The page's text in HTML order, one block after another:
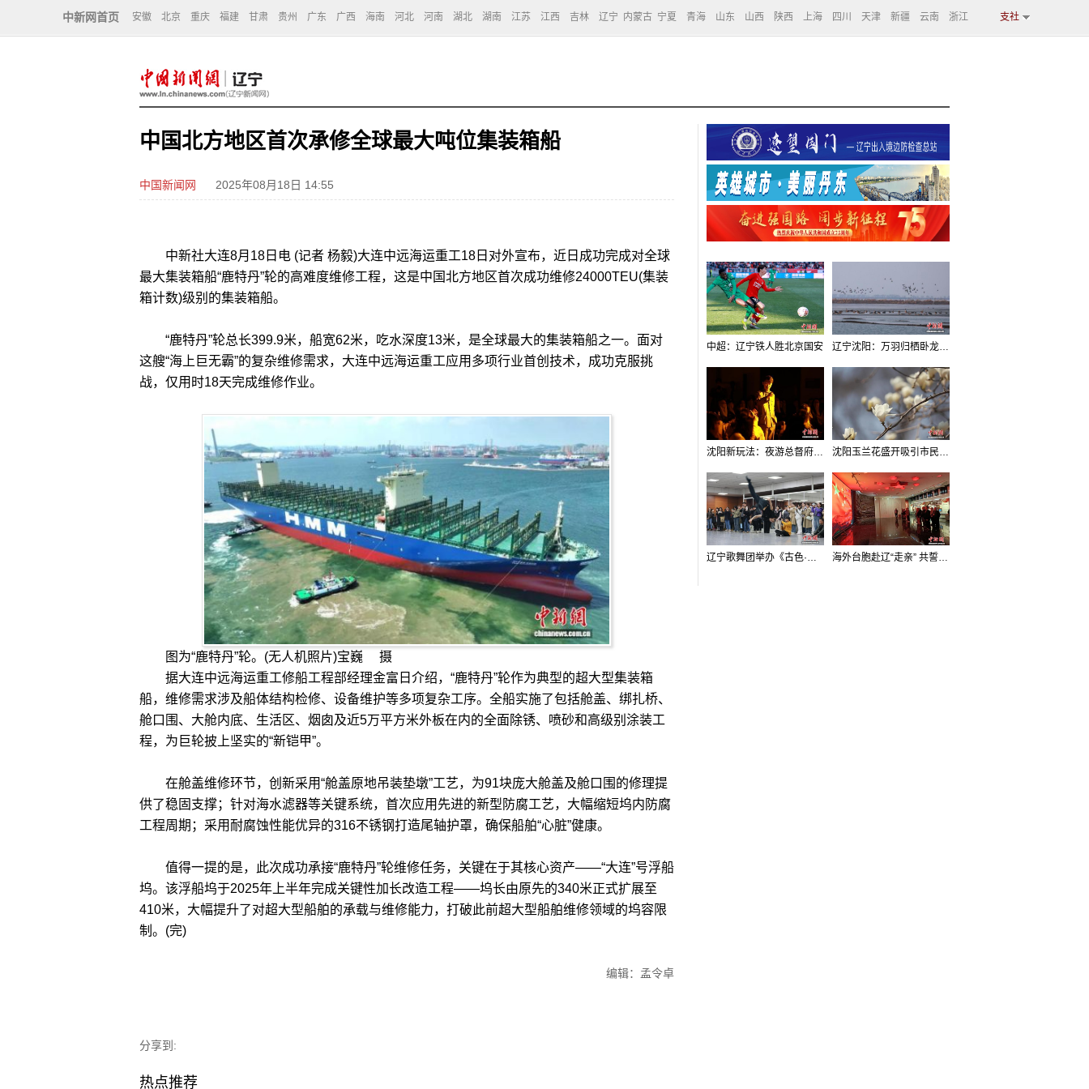
中新网首页 安徽 北京 重庆 福建 甘肃 贵州 广东 广西 海南 河北 河南 湖北 湖南 江苏 江西 吉林 辽宁 内蒙古 宁夏 青海 山东 山西 陕西 上海 四川 天津 新疆 云南 浙江 支社
中国北方地区首次承修全球最大吨位集装箱船
中国新闻网 2025年08月18日 14:55
中新社大连8月18日电 (记者 杨毅)大连中远海运重工18日对外宣布，近日成功完成对全球
最大集装箱船“鹿特丹”轮的高难度维修工程，这是中国北方地区首次成功维修24000TEU(集装
箱计数)级别的集装箱船。
“鹿特丹”轮总长399.9米，船宽62米，吃水深度13米，是全球最大的集装箱船之一。面对
这艘“海上巨无霸”的复杂维修需求，大连中远海运重工应用多项行业首创技术，成功克服挑
战，仅用时18天完成维修作业。
图为“鹿特丹”轮。(无人机照片)宝巍 摄
据大连中远海运重工修船工程部经理金富日介绍，“鹿特丹”轮作为典型的超大型集装箱
船，维修需求涉及船体结构检修、设备维护等多项复杂工序。全船实施了包括舱盖、绑扎桥、
舱口围、大舱内底、生活区、烟囱及近5万平方米外板在内的全面除锈、喷砂和高级别涂装工
程，为巨轮披上坚实的“新铠甲”。
在舱盖维修环节，创新采用“舱盖原地吊装垫墩”工艺，为91块庞大舱盖及舱口围的修理提
供了稳固支撑；针对海水滤器等关键系统，首次应用先进的新型防腐工艺，大幅缩短坞内防腐
工程周期；采用耐腐蚀性能优异的316不锈钢打造尾轴护罩，确保船舶“心脏”健康。
值得一提的是，此次成功承接“鹿特丹”轮维修任务，关键在于其核心资产——“大连”号浮船
坞。该浮船坞于2025年上半年完成关键性加长改造工程——坞长由原先的340米正式扩展至
410米，大幅提升了对超大型船舶的承载与维修能力，打破此前超大型船舶维修领域的坞容限
制。(完)
编辑：孟令卓
分享到:
热点推荐
中超：辽宁铁人胜北京国安 辽宁沈阳：万羽归栖卧龙湖看群鸟齐飞
沈阳新玩法：夜游总督府，当一回“赴宴者” 沈阳玉兰花盛开吸引市民打卡
辽宁歌舞团举办《古色·国宝辽宁》排练开放日活动 海外台胞赴辽“走亲” 共誓“和平初心”